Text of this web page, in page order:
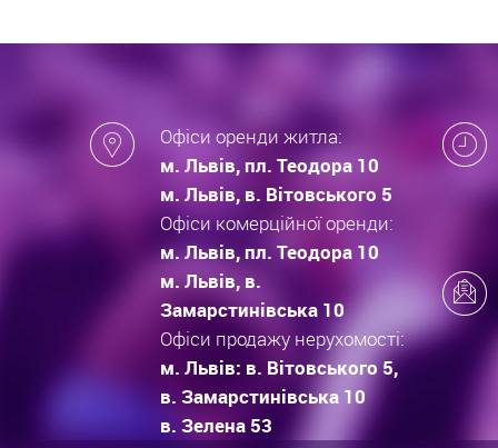
Офіси оренди житла:
м. Львів, пл. Теодора 10
м. Львів, в. Вітовського 5
Офіси комерційної оренди:
м. Львів, пл. Теодора 10
м. Львів, в.
Замарстинівська 10
Офіси продажу нерухомості:
м. Львів: в. Вітовського 5,
в. Замарстинівська 10
в. Зелена 53